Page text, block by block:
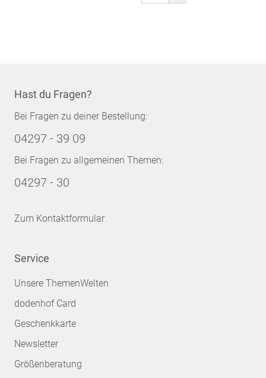
Hast du Fragen?
Bei Fragen zu deiner Bestellung:
04297 - 39 09
Bei Fragen zu allgemeinen Themen:
04297 - 30
Zum Kontaktformular
Service
Unsere ThemenWelten
dodenhof Card
Geschenkkarte
Newsletter
Größenberatung